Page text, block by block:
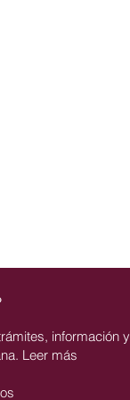
información y
Leer más